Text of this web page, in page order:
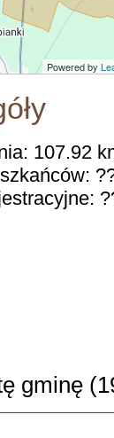
Powered by
107.92
gminę (